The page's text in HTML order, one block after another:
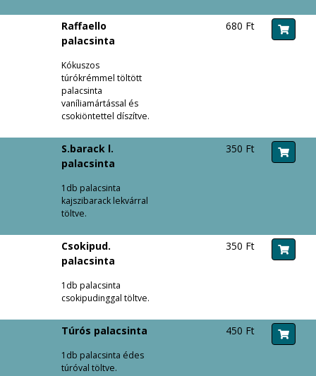
Raffaello
palacsinta
Kókuszos
túrókrémmel töltött
palacsinta
vaníliamártással és
csokiöntettel díszítve.
680 Ft
S.barack l.
palacsinta
1db palacsinta
kajszibarack lekvárral
töltve.
350 Ft
Csokipud.
palacsinta
1db palacsinta
csokipudinggal töltve.
350 Ft
Túrós palacsinta
1db palacsinta édes
túróval töltve.
450 Ft